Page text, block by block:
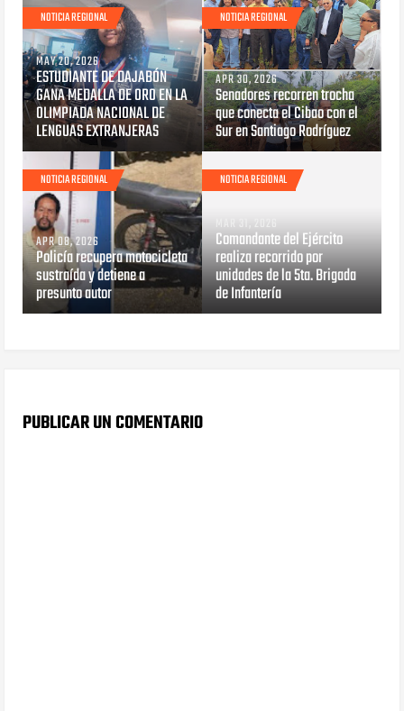
NOTICIA REGIONAL
MAY 20, 2026
ESTUDIANTE DE DAJABÓN
GANA MEDALLA DE ORO EN LA
OLIMPIADA NACIONAL DE
LENGUAS EXTRANJERAS
NOTICIA REGIONAL
APR 30, 2026
Senadores recorren trocha
que conecta el Cibao con el
Sur en Santiago Rodríguez
NOTICIA REGIONAL
APR 08, 2026
Policía recupera motocicleta
sustraída y detiene a
presunto autor
NOTICIA REGIONAL
MAR 31, 2026
Comandante del Ejército
realiza recorrido por
unidades de la 5ta. Brigada
de Infantería
PUBLICAR UN COMENTARIO